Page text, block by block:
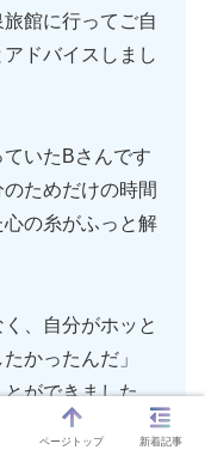
館に行ってご自
ドバイスしまし
いたBさんです
ためだけの時間
の糸がふっと解
、自分がホッと
かったんだ」
ができました。
ページトップ 新着記事